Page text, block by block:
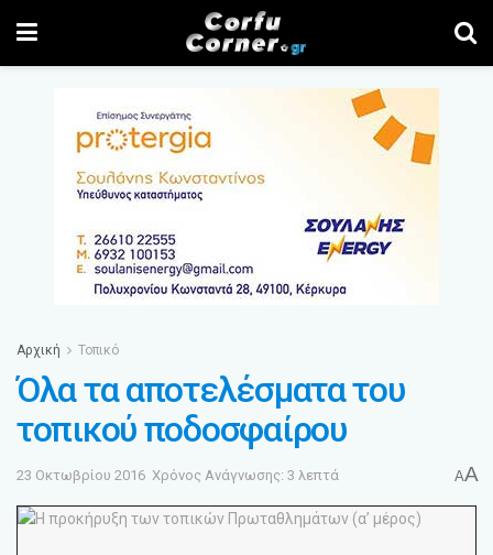
Αρχική Τοπικό
Όλα τα αποτελέσματα του
τοπικού ποδοσφαίρου
23 Οκτωβρίου 2016 Χρόνος Ανάγνωσης: 3 λεπτά AA